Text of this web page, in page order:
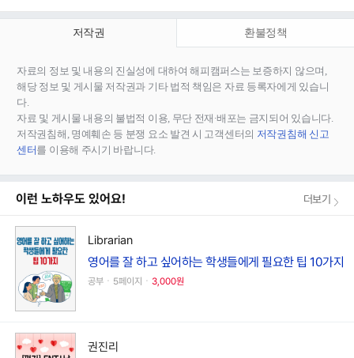
저작권 환불정책
자료의 정보 및 내용의 진실성에 대하여 해피캠퍼스는 보증하지 않으며,
해당 정보 및 게시물 저작권과 기타 법적 책임은 자료 등록자에게 있습니
다.
자료 및 게시물 내용의 불법적 이용, 무단 전재∙배포는 금지되어 있습니다.
저작권침해, 명예훼손 등 분쟁 요소 발견 시 고객센터의 저작권침해 신고
센터를 이용해 주시기 바랍니다.
이런 노하우도 있어요! 더보기
Librarian
영어를 잘 하고 싶어하는 학생들에게 필요한 팁 10가지
공부ㆍ5페이지ㆍ 3,000원
권진리